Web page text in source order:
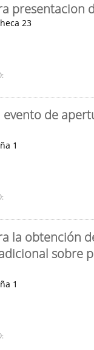
presentacion
23
evento de
1
la obtención
sobre
1